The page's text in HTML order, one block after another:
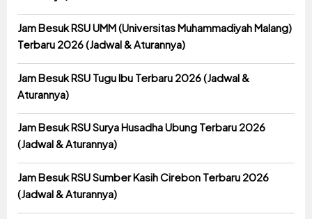
Jam Besuk RSU UMM (Universitas Muhammadiyah Malang)
Terbaru 2026 (Jadwal & Aturannya)
Jam Besuk RSU Tugu Ibu Terbaru 2026 (Jadwal &
Aturannya)
Jam Besuk RSU Surya Husadha Ubung Terbaru 2026
(Jadwal & Aturannya)
Jam Besuk RSU Sumber Kasih Cirebon Terbaru 2026
(Jadwal & Aturannya)